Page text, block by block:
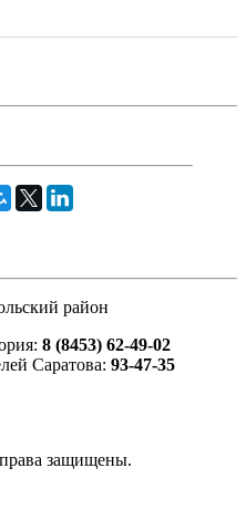
район
8 (8453) 62-49-02
Саратова: 93-47-35
защищены.